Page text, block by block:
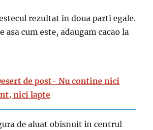
rezultat in doua parti egale.
asa cum este, adaugam cacao la
de post- Nu contine nici
nici lapte
de aluat obisnuit in centrul